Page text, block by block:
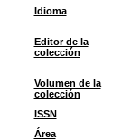
Idioma
Editor de la
colección
Volumen de la
colección
ISSN
Área